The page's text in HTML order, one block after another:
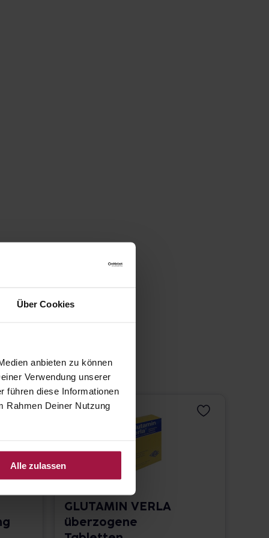
Über Cookies
anbieten zu können
Verwendung unserer
führen diese Informationen
Rahmen Deiner Nutzung
Alle zulassen
GLUTAMIN VERLA
überzogene